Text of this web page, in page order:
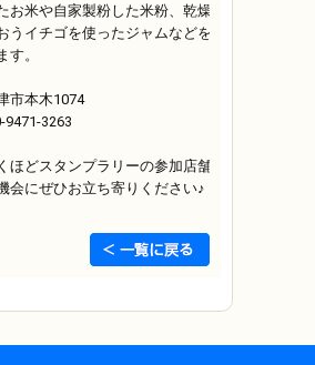
お米や自家製粉した米粉、乾燥
うイチゴを使ったジャムなどを
す。
市本木1074
9471-3263
ほどスタンプラリーの参加店舗
会にぜひお立ち寄りください♪